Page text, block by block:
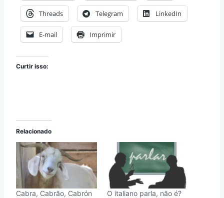
Threads Telegram LinkedIn
E-mail Imprimir
Curtir isso:
Relacionado
Cabra, Cabrão, Cabrón
O italiano parla, não é?